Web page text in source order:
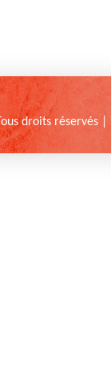
droits réservés |